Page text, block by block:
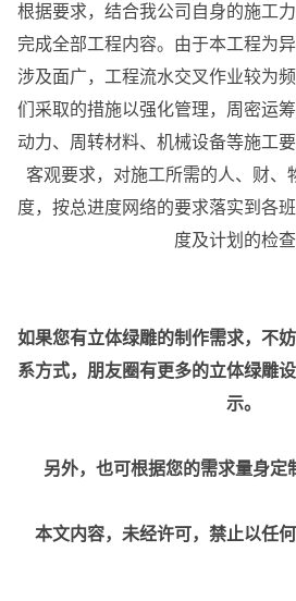
根据要求，结合我公司自身的施工
完成全部工程内容。由于本工程为
涉及面广，工程流水交叉作业较为
们采取的措施以强化管理，周密运
动力、周转材料、机械设备等施工
客观要求，对施工所需的人、财、
度，按总进度网络的要求落实到各
度及计划的检查
如果您有立体绿雕的制作需求，不
系方式，朋友圈有更多的立体绿雕
示。
另外，也可根据您的需求量身定
本文内容，未经许可，禁止以任